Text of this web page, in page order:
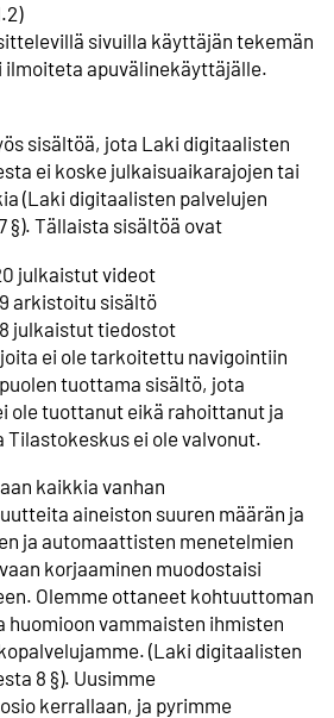
sivuilla käyttäjän tekemän
ilmoiteta apuvälinekäyttäjälle.
sisältöä, jota Laki digitaalisten
ei koske julkaisuaikarajojen tai
(Laki digitaalisten palvelujen
§). Tällaista sisältöä ovat
julkaistut videot
arkistoitu sisältö
julkaistut tiedostot
ei ole tarkoitettu navigointiin
tuottama sisältö, jota
ole tuottanut eikä rahoittanut ja
Tilastokeskus ei ole valvonut.
kaikkia vanhan
aineiston suuren määrän ja
ja automaattisten menetelmien
korjaaminen muodostaisi
Olemme ottaneet kohtuuttoman
huomioon vammaisten ihmisten
(Laki digitaalisten
8 §). Uusimme
kerrallaan, ja pyrimme